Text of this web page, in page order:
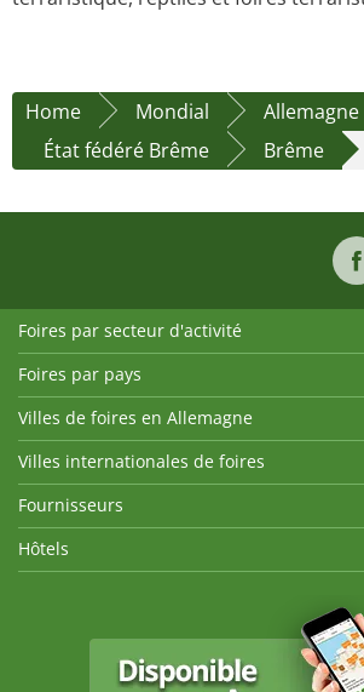
Home Mondial
Allemagne
État fédéré Brême
Brême
Foires par secteur d'activité
Foires par pays
Villes de foires en Allemagne
Villes internationales de foires
Fournisseurs
Hôtels